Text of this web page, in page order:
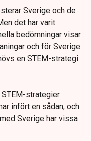
Sverige och de
det har varit
bedömningar visar
och för Sverige
en STEM-strategi.
STEM-strategier
infört en sådan, och
Sverige har vissa